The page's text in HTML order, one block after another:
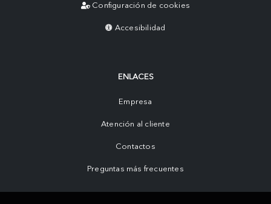
Configuración de cookies
Accesibilidad
ENLACES
Empresa
Atención al cliente
Contactos
Preguntas más frecuentes